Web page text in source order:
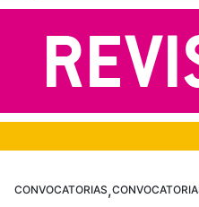
CONVOCATORIAS,